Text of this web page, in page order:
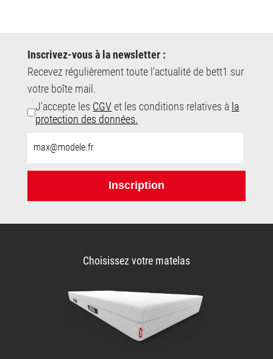
Inscrivez-vous à la newsletter :
Recevez régulièrement toute l‘actualité de bett1 sur
votre boîte mail.
J'accepte les CGVet les conditions relatives à la
protection des données.
Mail-
Inscription
Choisissez votre matelas